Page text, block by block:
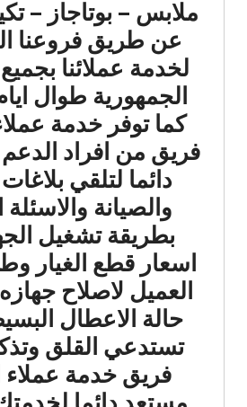
ملابس – بوتاجاز –
عن طريق فروعنا
لخدمة عملائنا
الجمهورية طوال
كما توفر خدمة
فريق من افراد الدعم
دائما لتلقي
والصيانة والاسئلة
بطريقة تشغيل
اسعار قطع الغيار
العميل لاصلاح
حالة الاعطال
تستدعي القلق
فريق خدمة عملاء